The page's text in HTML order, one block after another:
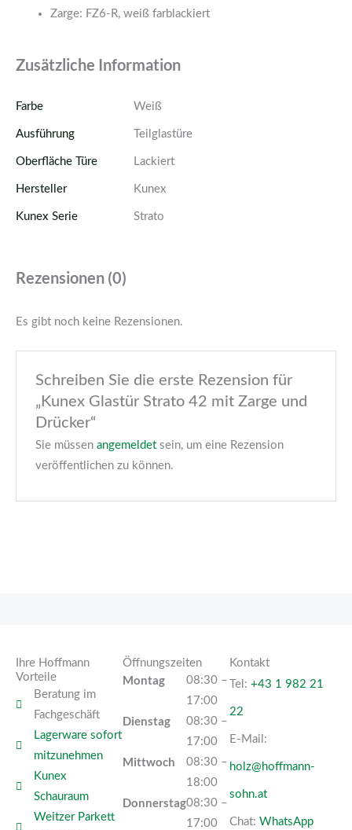
Zarge: FZ6-R, weiß farblackiert
Zusätzliche Information
Farbe Weiß
Ausführung Teilglastüre
Oberfläche Türe Lackiert
Hersteller Kunex
Kunex Serie Strato
Rezensionen (0)
Es gibt noch keine Rezensionen.
Schreiben Sie die erste Rezension für
„Kunex Glastür Strato 42 mit Zarge und
Drücker“
Sie müssenangemeldet sein, um eine Rezension
veröffentlichen zu können.
Ihre Hoffmann
Vorteile
Beratung im
Fachgeschäft
Lagerware sofort
mitzunehmen
Kunex
Schauraum
Weitzer Parkett
Öffnungszeiten
Montag
08:30 –
17:00
Dienstag
08:30 –
17:00
Mittwoch
08:30 –
18:00
Donnerstag08:30 –
17:00
Kontakt
Tel: +43 1 982 21
22
E-Mail:
holz@hoffmann-
sohn.at
Chat: WhatsApp